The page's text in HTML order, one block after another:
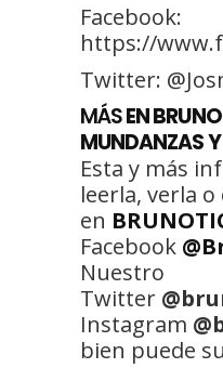
Facebook:
https://
Twitter:
MÁSEN
MUNDANZAS
Esta y más
leerla, verla o
en
Facebook
Nuestro
Twitter
Instagram
bien puede